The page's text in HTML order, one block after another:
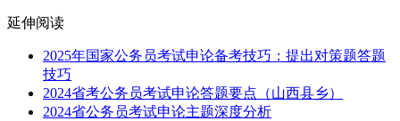
延伸阅读
2025年国家公务员考试申论备考技巧：提出对策题答题
技巧
2024省考公务员考试申论答题要点（山西县乡）
2024省公务员考试申论主题深度分析